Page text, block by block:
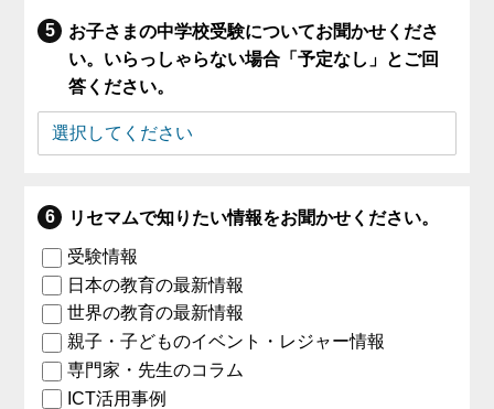
お子さまの中学校受験についてお聞かせくださ
い。いらっしゃらない場合「予定なし」とご回
答ください。
リセマムで知りたい情報をお聞かせください。
受験情報
日本の教育の最新情報
世界の教育の最新情報
親子・子どものイベント・レジャー情報
専門家・先生のコラム
ICT活用事例